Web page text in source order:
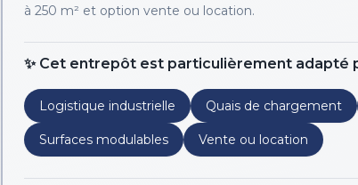
à 250 m² et option vente ou location.
✨ Cet entrepôt est particulièrement adapté
Logistique industrielle Quais de chargement
Surfaces modulables Vente ou location